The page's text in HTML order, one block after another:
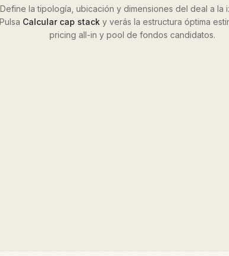
Define la tipología, ubicación y dimensiones del deal a la
Pulsa Calcular cap stack y verás la estructura óptima
pricing all-in y pool de fondos candidatos.